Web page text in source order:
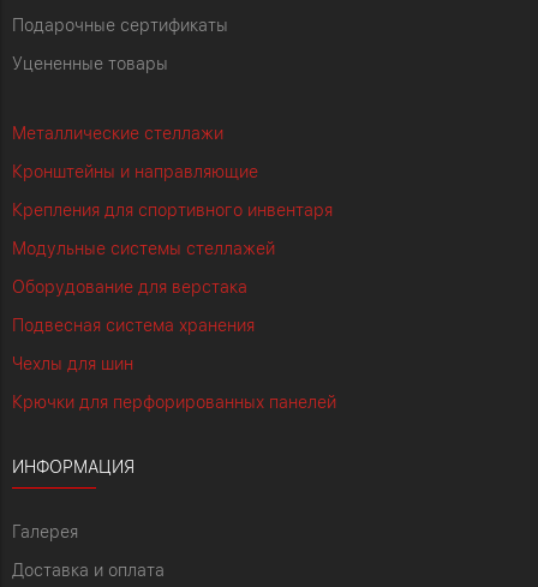
Подарочные сертификаты
Уцененные товары
Металлические стеллажи
Кронштейны и направляющие
Крепления для спортивного инвентаря
Модульные системы стеллажей
Оборудование для верстака
Подвесная система хранения
Чехлы для шин
Крючки для перфорированных панелей
ИНФОРМАЦИЯ
Галерея
Доставка и оплата